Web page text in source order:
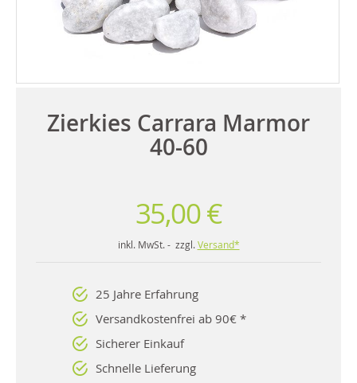
Zierkies Carrara Marmor
40-60
35,00 €
inkl. MwSt. - zzgl. Versand*
25 Jahre Erfahrung
Versandkostenfrei ab 90€ *
Sicherer Einkauf
Schnelle Lieferung